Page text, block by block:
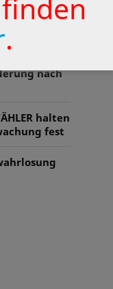
nach
halten
fest
.